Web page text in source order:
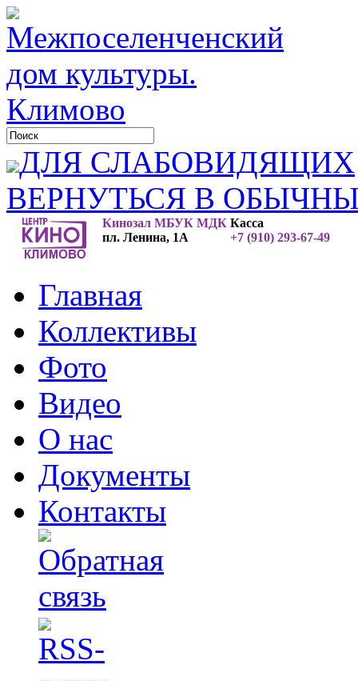
ДЛЯ СЛАБОВИДЯЩИХ
ВЕРНУТЬСЯ В
Кинозал МБУК МДК
пл. Ленина, 1А
Касса
+7 (910) 293-67-49
Главная
Коллективы
Фото
Видео
О нас
Документы
Контакты